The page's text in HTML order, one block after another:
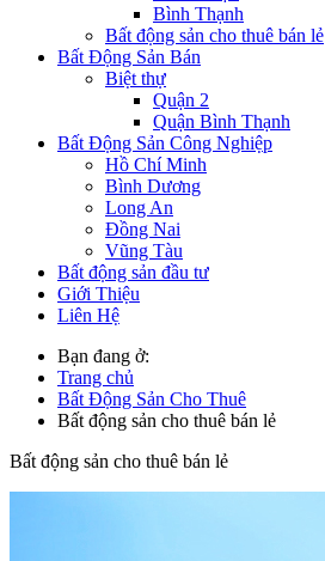
Bình Thạnh
Bất động sản cho thuê bán lẻ
Bất Động Sản Bán
Biệt thự
Quận 2
Quận Bình Thạnh
Bất Động Sản Công Nghiệp
Hồ Chí Minh
Bình Dương
Long An
Đồng Nai
Vũng Tàu
Bất động sản đầu tư
Giới Thiệu
Liên Hệ
Bạn đang ở:
Trang chủ
Bất Động Sản Cho Thuê
Bất động sản cho thuê bán lẻ
Bất động sản cho thuê bán lẻ